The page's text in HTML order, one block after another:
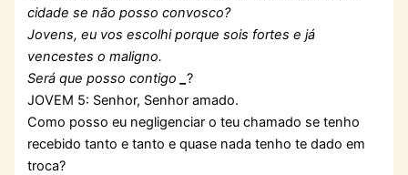
cidade se não posso convosco?
Jovens, eu vos escolhi porque sois fortes e já
vencestes o maligno.
Será que posso contigo
_?
JOVEM 5: Senhor, Senhor amado.
Como posso eu negligenciar o teu chamado se tenho
recebido tanto e tanto e quase nada tenho te dado em
troca?